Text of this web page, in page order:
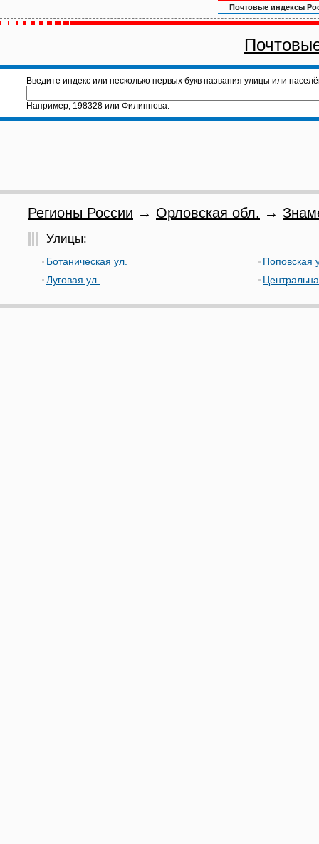
Почтовые индексы
Введите индекс или несколько первых букв названия улицы или
Например, 198328 или Филиппова.
Регионы России → Орловская обл. →
Улицы:
Ботаническая ул.
Луговая ул.
Поповская